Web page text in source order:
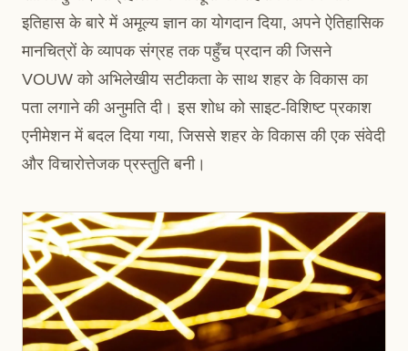
इतिहास के बारे में अमूल्य ज्ञान का योगदान दिया, अपने ऐतिहासिक
मानचित्रों के व्यापक संग्रह तक पहुँच प्रदान की जिसने
VOUW को अभिलेखीय सटीकता के साथ शहर के विकास का
पता लगाने की अनुमति दी। इस शोध को साइट-विशिष्ट प्रकाश
एनीमेशन में बदल दिया गया, जिससे शहर के विकास की एक संवेदी
और विचारोत्तेजक प्रस्तुति बनी।